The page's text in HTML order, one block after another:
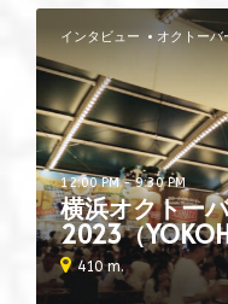
インタビュー オクトーバ
横浜オクトー
2023（
FEST）
12:00 PM - 9:30 PM
410 m.